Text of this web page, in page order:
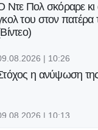
Ντε Πολ σκόραρε κι
του στον πατέρα
| 10:26
η ανύψωση
| 10:13